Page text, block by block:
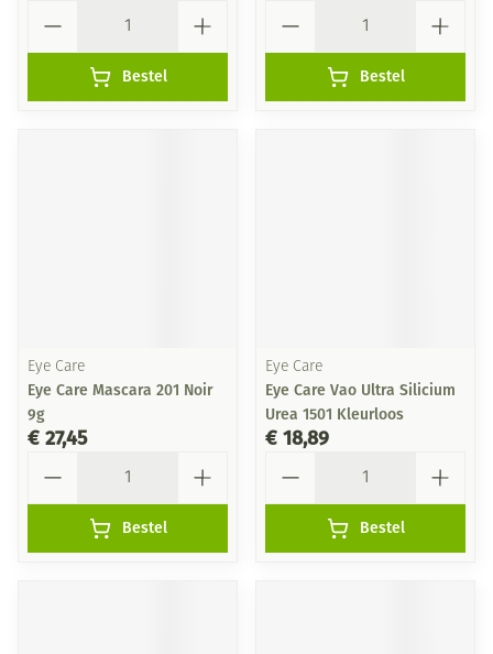
Bestel Bestel
Eye Care
Eye Care Mascara 201 Noir
9g
€ 27,45
Bestel
Eye Care
Eye Care Vao Ultra Silicium
Urea 1501 Kleurloos
€ 18,89
Bestel